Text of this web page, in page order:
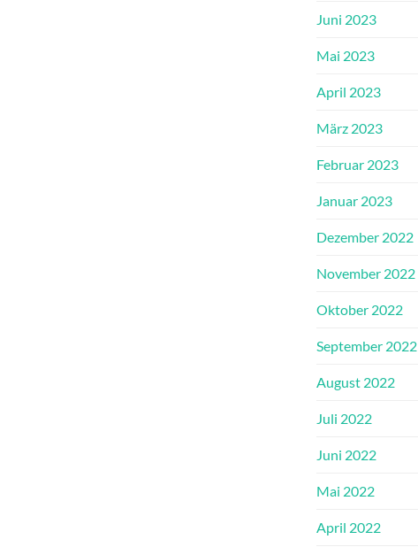
Juni 2023
Mai 2023
April 2023
März 2023
Februar 2023
Januar 2023
Dezember 2022
November 2022
Oktober 2022
September 2022
August 2022
Juli 2022
Juni 2022
Mai 2022
April 2022